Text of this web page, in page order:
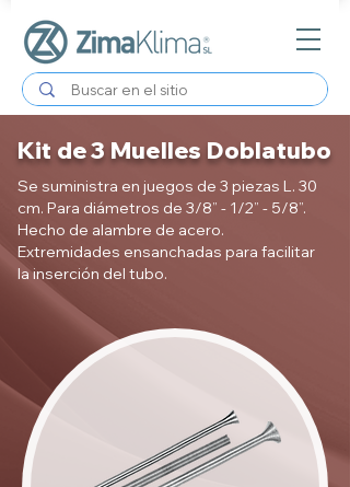
Kit de 3 Muelles Doblatubo
Se suministra en juegos de 3 piezas L. 30
cm. Para diámetros de 3/8” - 1/2” - 5/8”.
Hecho de alambre de acero.
Extremidades ensanchadas para facilitar
la inserción del tubo.